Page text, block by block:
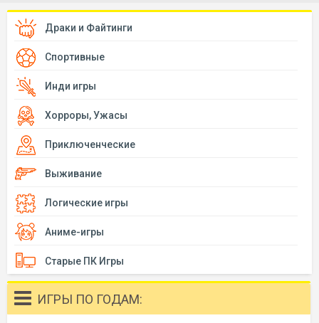
Драки и Файтинги
Спортивные
Инди игры
Хорроры, Ужасы
Приключенческие
Выживание
Логические игры
Аниме-игры
Старые ПК Игры
ИГРЫ ПО ГОДАМ: